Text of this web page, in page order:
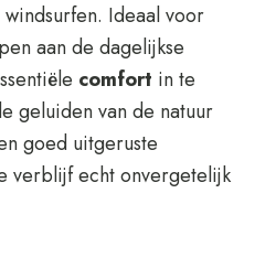
Ideaal voor
aan de dagelijkse
comfort in te
geluiden van de natuur
goed uitgeruste
verblijf echt onvergetelijk